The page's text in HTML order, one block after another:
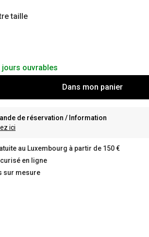
taille
jours ouvrables
Dans mon panier
de réservation / Information
ici
au Luxembourg à partir de 150 €
en ligne
sur mesure